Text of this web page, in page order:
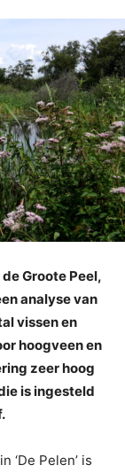
Groote Peel,
analyse van
vissen en
hoogveen en
zeer hoog
is ingesteld
‘De Pelen’ is